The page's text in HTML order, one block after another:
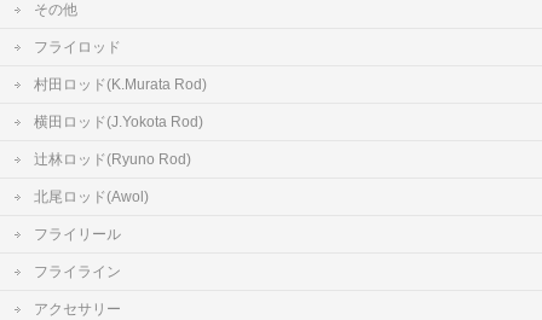
その他
フライロッド
村田ロッド(K.Murata Rod)
横田ロッド(J.Yokota Rod)
辻林ロッド(Ryuno Rod)
北尾ロッド(Awol)
フライリール
フライライン
アクセサリー